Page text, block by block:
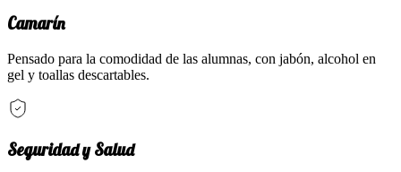
Camarín
Pensado para la comodidad de las alumnas, con jabón, alcohol en
gel y toallas descartables.
Seguridad y Salud